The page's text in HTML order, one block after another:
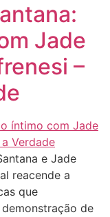
Jade
–
e Jade
reacende a
que
de